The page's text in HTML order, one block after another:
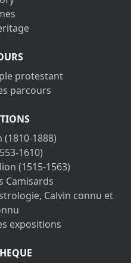
protestant
parcours
1888)
1610)
(1515-1563)
Camisards
Calvin connu et
expositions